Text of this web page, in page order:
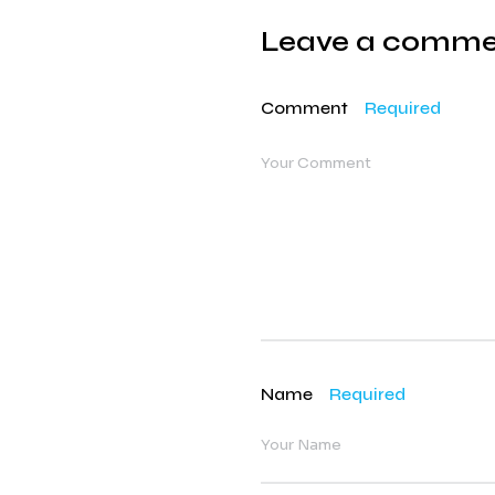
Leave a
Comment Required
Name Required